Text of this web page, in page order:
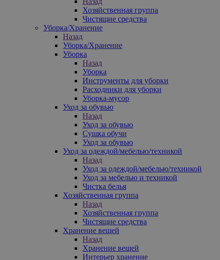
Хозяйственная группа
Чистящие средства
Уборка/Хранение
Назад
Уборка/Хранение
Уборка
Назад
Уборка
Инструменты для уборки
Расходники для уборки
Уборка-мусор
Уход за обувью
Назад
Уход за обувью
Сушка обучи
Уход за обувью
Уход за одеждой/мебелью/техникой
Назад
Уход за одеждой/мебелью/техникой
Уход за мебелью и техникой
Чистка белья
Хозяйственная группа
Назад
Хозяйственная группа
Чистящие средства
Хранение вещей
Назад
Хранение вещей
Интерьер хранение